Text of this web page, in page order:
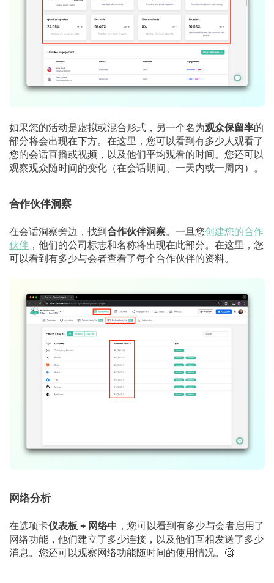
如果您的活动是虚拟或混合形式，另一个名为观众保留率的
部分将会出现在下方。在这里，您可以看到有多少人观看了
您的会话直播或视频，以及他们平均观看的时间。您还可以
观察观众随时间的变化（在会话期间、一天内或一周内）。
合作伙伴洞察
在会话洞察旁边，找到合作伙伴洞察。一旦您创建您的合作
伙伴 ，他们的公司标志和名称将出现在此部分。在这里，您
可以看到有多少与会者查看了每个合作伙伴的资料。
网络分析
在选项卡仪表板→ 网络中，您可以看到有多少与会者启用了
网络功能，他们建立了多少连接，以及他们互相发送了多少
消息。您还可以观察网络功能随时间的使用情况。 🧐